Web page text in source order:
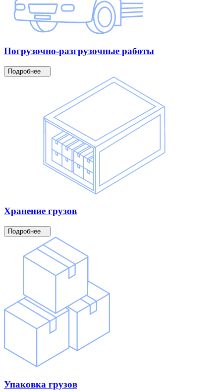
Погрузочно-разгрузочные работы
Подробнее
Хранение грузов
Подробнее
Упаковка грузов